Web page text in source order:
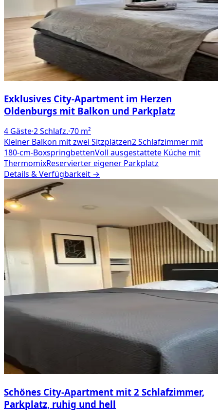
Exklusives City-Apartment im Herzen
Oldenburgs mit Balkon und Parkplatz
4 Gäste·2Schlafz.·70 m²
Kleiner Balkon mit zwei Sitzplätzen2 Schlafzimmer mit
180-cm-BoxspringbettenVoll ausgestattete Küche mit
ThermomixReservierter eigener Parkplatz
Details & Verfügbarkeit →
Schönes City-Apartment mit 2 Schlafzimmer,
Parkplatz, ruhig und hell